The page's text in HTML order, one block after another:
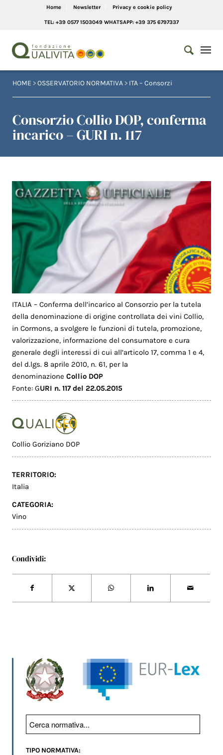
Home Newsletter Privacy e cookie policy
TEL: +39 0577 1503049 WHATSAPP: +39 375 6797337
HOME >OSSERVATORIO NORMATIVA > ITA – Consorzi
Consorzio Collio DOP, conferma
incarico – GURI n. 117
ITALIA – Conferma dell’incarico al Consorzio per la tutela
della denominazione di origine controllata dei vini Collio,
in Cormons, a svolgere le funzioni di tutela, promozione,
valorizzazione, informazione del consumatore e cura
generale degli interessi di cui all’articolo 17, comma 1 e 4,
del d.lgs. 8 aprile 2010, n. 61, per la
denominazioneCollio DOP
Fonte: GURI n. 117 del 22.05.2015
Collio Goriziano DOP
TERRITORIO:
Italia
CATEGORIA:
Vino
Condividi:
TIPO NORMATIVA: